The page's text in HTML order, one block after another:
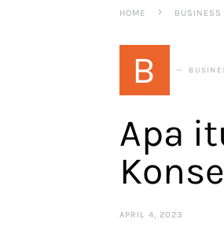
HOME BUSINESS
B
Apa
APRIL 4, 2023